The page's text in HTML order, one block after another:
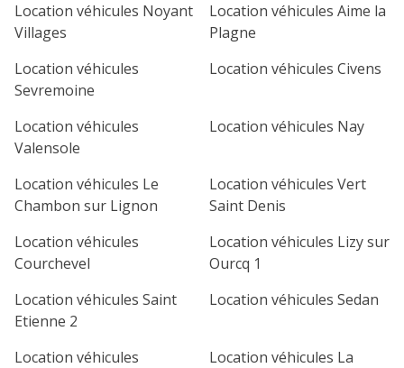
Location véhicules Noyant
Villages
Location véhicules Aime la
Plagne
Location véhicules
Sevremoine
Location véhicules Civens
Location véhicules
Valensole
Location véhicules Nay
Location véhicules Le
Chambon sur Lignon
Location véhicules Vert
Saint Denis
Location véhicules
Courchevel
Location véhicules Lizy sur
Ourcq 1
Location véhicules Saint
Etienne 2
Location véhicules Sedan
Location véhicules
Location véhicules La